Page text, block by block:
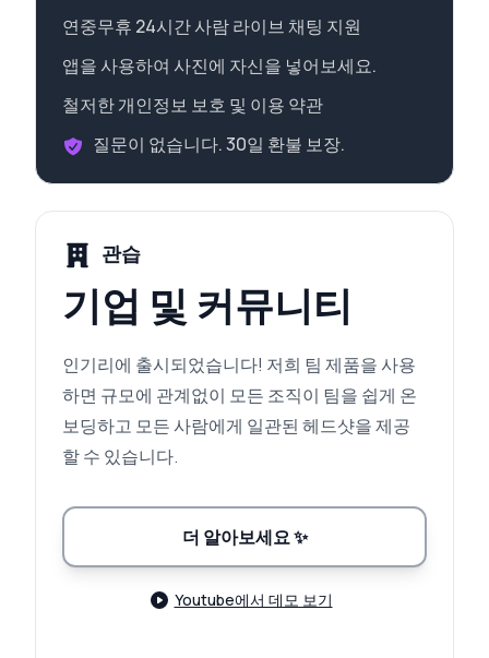
연중무휴 24시간 사람 라이브 채팅 지원
앱을 사용하여 사진에 자신을 넣어보세요.
철저한 개인정보 보호 및 이용 약관
질문이 없습니다. 30일 환불 보장.
관습
기업 및 커뮤니티
인기리에 출시되었습니다! 저희 팀 제품을 사용
하면 규모에 관계없이 모든 조직이 팀을 쉽게 온
보딩하고 모든 사람에게 일관된 헤드샷을 제공
할 수 있습니다.
더 알아보세요✨
Youtube에서 데모 보기